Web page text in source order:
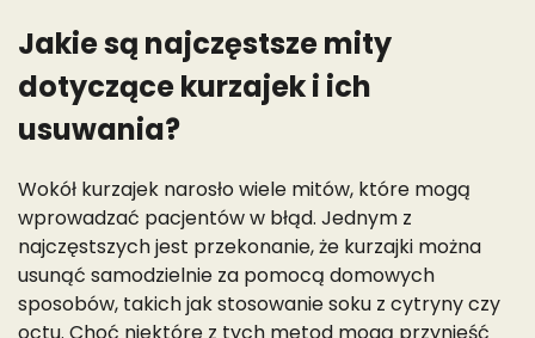
Jakie są najczęstsze mity
dotyczące kurzajek i ich
usuwania?
Wokół kurzajek narosło wiele mitów, które mogą
wprowadzać pacjentów w błąd. Jednym z
najczęstszych jest przekonanie, że kurzajki można
usunąć samodzielnie za pomocą domowych
sposobów, takich jak stosowanie soku z cytryny czy